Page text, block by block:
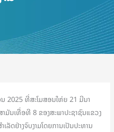
2025 ທີ່ສະໂມສອນໃຫ່ຍ 21 ມີນາ
ມັນເທື່ອທີ 8 ຂອງສະພາປະຊາຊົນແຂວງ
ດຢ່າງຈົບງາມໂດຍການເປັນປະທານ